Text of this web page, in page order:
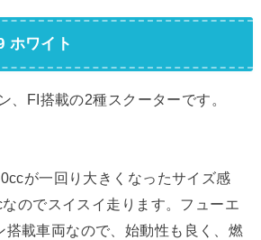
ホワイト
、FI搭載の2種スクーターです。
が一回り大きくなったサイズ感
のでスイスイ走ります。フューエ
搭載車両なので、始動性も良く、燃